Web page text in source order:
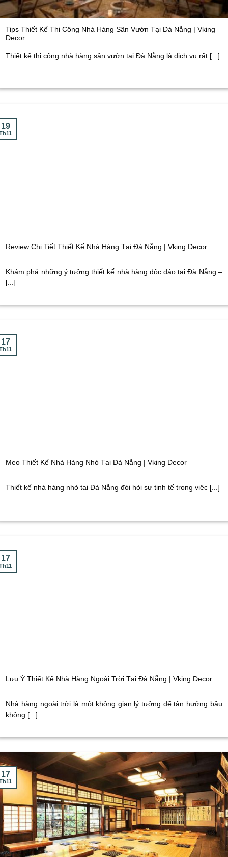
Tips Thiết Kế Thi Công Nhà Hàng Sân Vườn Tại Đà Nẵng | Vking
Decor
Thiết kế thi công nhà hàng sân vườn tại Đà Nẵng là dịch vụ rất [...]
Review Chi Tiết Thiết Kế Nhà Hàng Tại Đà Nẵng | Vking Decor
Khám phá những ý tưởng thiết kế nhà hàng độc đáo tại Đà Nẵng –
[...]
19
Mẹo Thiết Kế Nhà Hàng Nhỏ Tại Đà Nẵng | Vking Decor
Thiết kế nhà hàng nhỏ tại Đà Nẵng đòi hỏi sự tinh tế trong việc [...]
17
Lưu Ý Thiết Kế Nhà Hàng Ngoài Trời Tại Đà Nẵng | Vking Decor
Nhà hàng ngoài trời là một không gian lý tưởng để tận hưởng bầu
không [...]
17
17